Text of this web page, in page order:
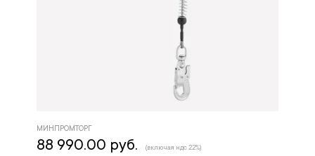
МИНПРОМТОРГ
88 990.00 руб. (включая ндс 22%)